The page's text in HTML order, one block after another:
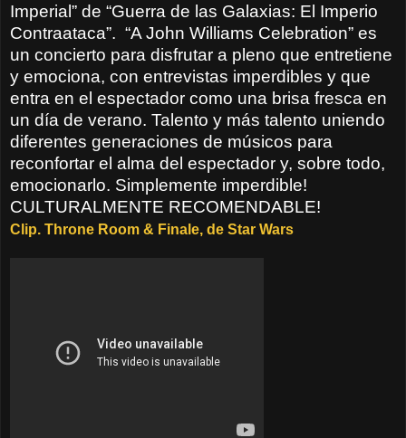
Imperial” de “Guerra de las Galaxias: El Imperio
Contraataca”. “A John Williams Celebration” es
un concierto para disfrutar a pleno que entretiene
y emociona, con entrevistas imperdibles y que
entra en el espectador como una brisa fresca en
un día de verano. Talento y más talento uniendo
diferentes generaciones de músicos para
reconfortar el alma del espectador y, sobre todo,
emocionarlo. Simplemente imperdible!
CULTURALMENTE RECOMENDABLE!
Clip. Throne Room & Finale, de Star Wars